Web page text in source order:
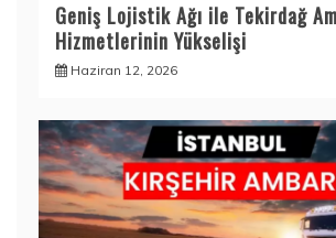
Geniş Lojistik Ağı ile Tekirdağ
Hizmetlerinin Yükselişi
Haziran 12, 2026